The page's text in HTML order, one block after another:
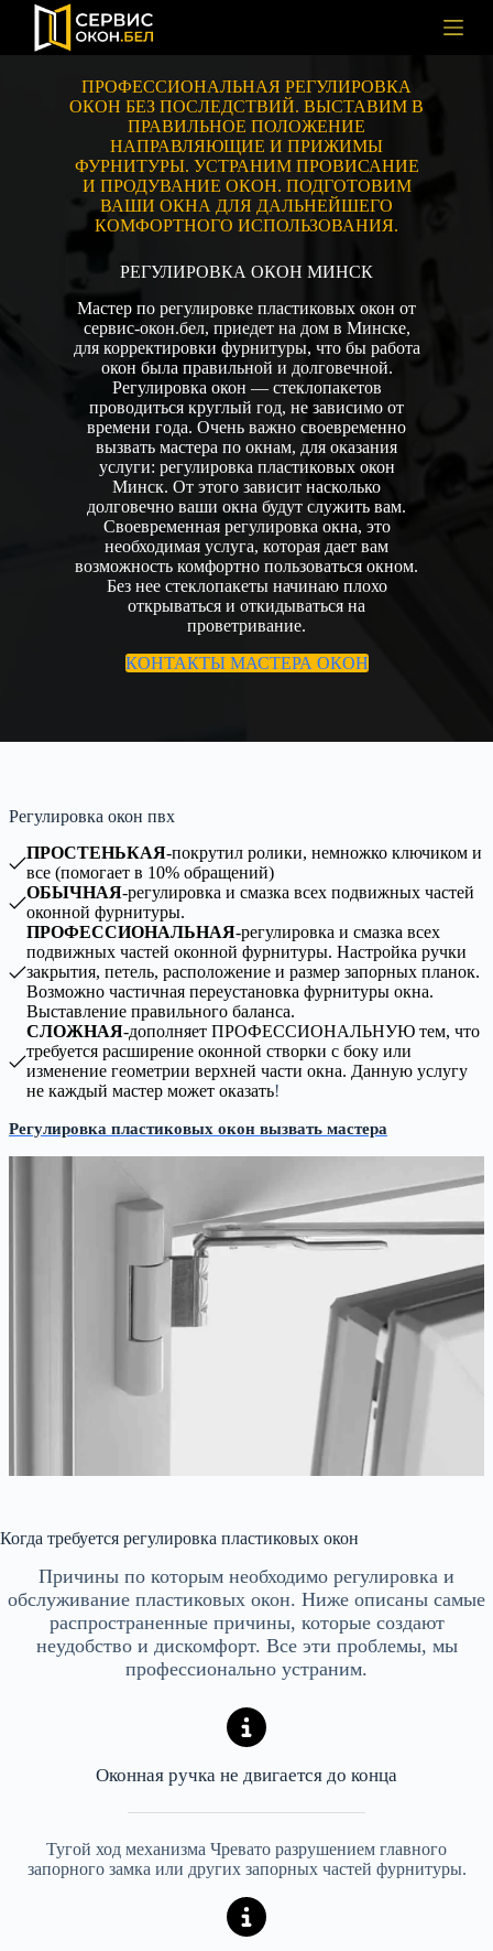
р
РЕГУЛИРОВКА ОКОН
ПРОФЕССИОНАЛЬНАЯ РЕГУЛИРОВКА
ОКОН БЕЗ ПОСЛЕДСТВИЙ. ВЫСТАВИМ В
ПРАВИЛЬНОЕ ПОЛОЖЕНИЕ
НАПРАВЛЯЮЩИЕ И ПРИЖИМЫ
ФУРНИТУРЫ. УСТРАНИМ ПРОВИСАНИЕ
И ПРОДУВАНИЕ ОКОН. ПОДГОТОВИМ
ВАШИ ОКНА ДЛЯ ДАЛЬНЕЙШЕГО
КОМФОРТНОГО ИСПОЛЬЗОВАНИЯ.
РЕГУЛИРОВКА ОКОН МИНСК
Мастер по регулировке пластиковых окон от
сервис-окон.бел, приедет на дом в Минске,
для корректировки фурнитуры, что бы работа
окон была правильной и долговечной.
Регулировка окон — стеклопакетов
проводиться круглый год, не зависимо от
времени года. Очень важно своевременно
вызвать мастера по окнам, для оказания
услуги: регулировка пластиковых окон
Минск. От этого зависит насколько
долговечно ваши окна будут служить вам.
Своевременная регулировка окна, это
необходимая услуга, которая дает вам
возможность комфортно пользоваться окном.
Без нее стеклопакеты начинаю плохо
открываться и откидываться на
проветривание.
КОНТАКТЫ МАСТЕРА ОКОН
Регулировка окон пвх
ПРОСТЕНЬКАЯ-покрутил ролики, немножко ключиком и
все (помогает в 10% обращений)
ОБЫЧНАЯ-регулировка и смазка всех подвижных частей
оконной фурнитуры.
ПРОФЕССИОНАЛЬНАЯ-регулировка и смазка всех
подвижных частей оконной фурнитуры. Настройка ручки
закрытия, петель, расположение и размер запорных планок.
Возможно частичная переустановка фурнитуры окна.
Выставление правильного баланса.
СЛОЖНАЯ-дополняет ПРОФЕССИОНАЛЬНУЮ тем, что
требуется расширение оконной створки с боку или
изменение геометрии верхней части окна. Данную услугу
не каждый мастер может оказать!
Регулировка пластиковых окон вызвать мастера
Когда требуется регулировка пластиковых окон
Причины по которым необходимо регулировка и
обслуживание пластиковых окон. Ниже описаны самые
распространенные причины, которые создают
неудобство и дискомфорт. Все эти проблемы, мы
профессионально устраним.
Оконная ручка не двигается до конца
Тугой ход механизма Чревато разрушением главного
запорного замка или других запорных частей фурнитуры.